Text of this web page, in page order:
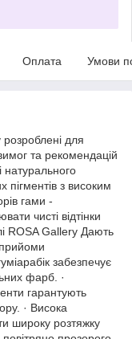
Оплата Умови
для
та рекомендацій
натурального
пігментів з високим
гами -
чисті відтінки
ROSA Gallery Дають
прийоми
забезпечує
фарб. ·
гарантують
· Висока
широку розтяжку